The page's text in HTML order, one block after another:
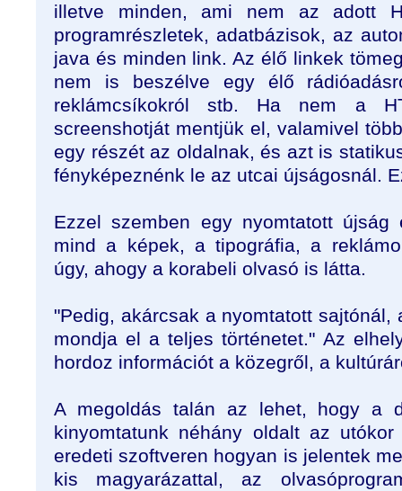
illetve minden, ami nem az adott
programrészletek, adatbázisok, az
java és minden link. Az élő linkek
nem is beszélve egy élő
reklámcsíkokról stb. Ha nem a
screenshotját mentjük el, valamivel
egy részét az oldalnak, és azt is
fényképeznénk le az utcai újságosnál.
Ezzel szemben egy nyomtatott újság
mind a képek, a tipográfia, a
úgy, ahogy a korabeli olvasó is látta.
"Pedig, akárcsak a nyomtatott
mondja el a teljes történetet." Az
hordoz információt a közegről, a
A megoldás talán az lehet, hogy a
kinyomtatunk néhány oldalt az
eredeti szoftveren hogyan is jelentek
kis magyarázattal, az